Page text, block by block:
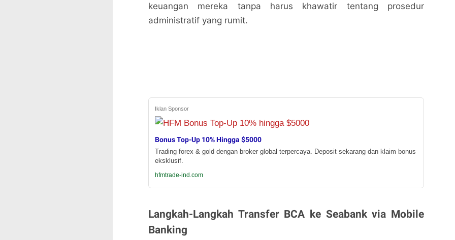
keuangan mereka tanpa harus khawatir tentang prosedur
administratif yang rumit.
Iklan Sponsor
Bonus Top-Up 10% Hingga $5000
Trading forex & gold dengan broker global terpercaya. Deposit sekarang dan klaim bonus
eksklusif.
hfmtrade-ind.com
Langkah-Langkah Transfer BCA ke Seabank via Mobile
Banking